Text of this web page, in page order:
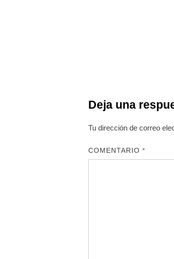
Deja una
Tu dirección de correo
COMENTARIO*